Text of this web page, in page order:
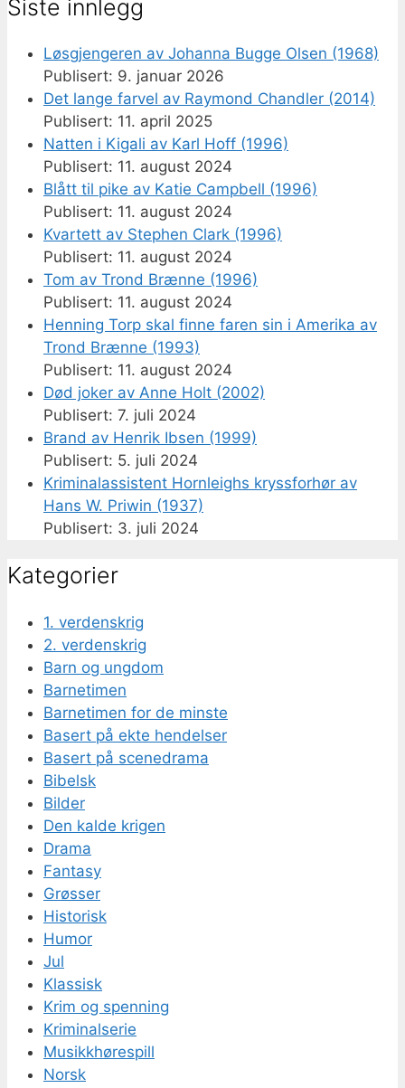
Siste innlegg
Løsgjengeren av Johanna Bugge Olsen (1968)
9. januar 2026
Det lange farvel av Raymond Chandler (2014)
11. april 2025
Natten i Kigali av Karl Hoff (1996)
11. august 2024
Blått til pike av Katie Campbell (1996)
11. august 2024
Kvartett av Stephen Clark (1996)
11. august 2024
Tom av Trond Brænne (1996)
11. august 2024
Henning Torp skal finne faren sin i Amerika av
Trond Brænne (1993)
11. august 2024
Død joker av Anne Holt (2002)
7. juli 2024
Brand av Henrik Ibsen (1999)
5. juli 2024
Kriminalassistent Hornleighs kryssforhør av
Hans W. Priwin (1937)
3. juli 2024
Kategorier
1. verdenskrig
2. verdenskrig
Barn og ungdom
Barnetimen
Barnetimen for de minste
Basert på ekte hendelser
Basert på scenedrama
Bibelsk
Bilder
Den kalde krigen
Drama
Fantasy
Grøsser
Historisk
Humor
Jul
Klassisk
Krim og spenning
Kriminalserie
Musikkhørespill
Norsk